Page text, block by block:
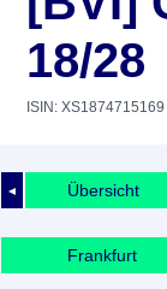
18/28
ISIN: XS1874715169
◄ Übersicht
Frankfurt